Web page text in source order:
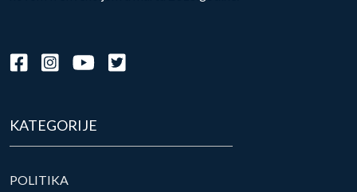
KATEGORIJE
POLITIKA